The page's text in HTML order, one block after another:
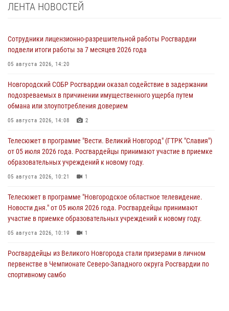
ЛЕНТА НОВОСТЕЙ
Сотрудники лицензионно-разрешительной работы Росгвардии
подвели итоги работы за 7 месяцев 2026 года
05 августа 2026, 14:20
Новгородский СОБР Росгвардии оказал содействие в задержании
подозреваемых в причинении имущественного ущерба путем
обмана или злоупотребления доверием
05 августа 2026, 14:08 2
Телесюжет в программе "Вести. Великий Новгород" (ГТРК "Славия")
от 05 июля 2026 года. Росгвардейцы принимают участие в приемке
образовательных учреждений к новому году.
05 августа 2026, 10:21 1
Телесюжет в программе "Новгородское областное телевидение.
Новости дня." от 05 июля 2026 года. Росгвардейцы принимают
участие в приемке образовательных учреждений к новому году.
05 августа 2026, 10:19 1
Росгвардейцы из Великого Новгорода стали призерами в личном
первенстве в Чемпионате Северо-Западного округа Росгвардии по
спортивному самбо